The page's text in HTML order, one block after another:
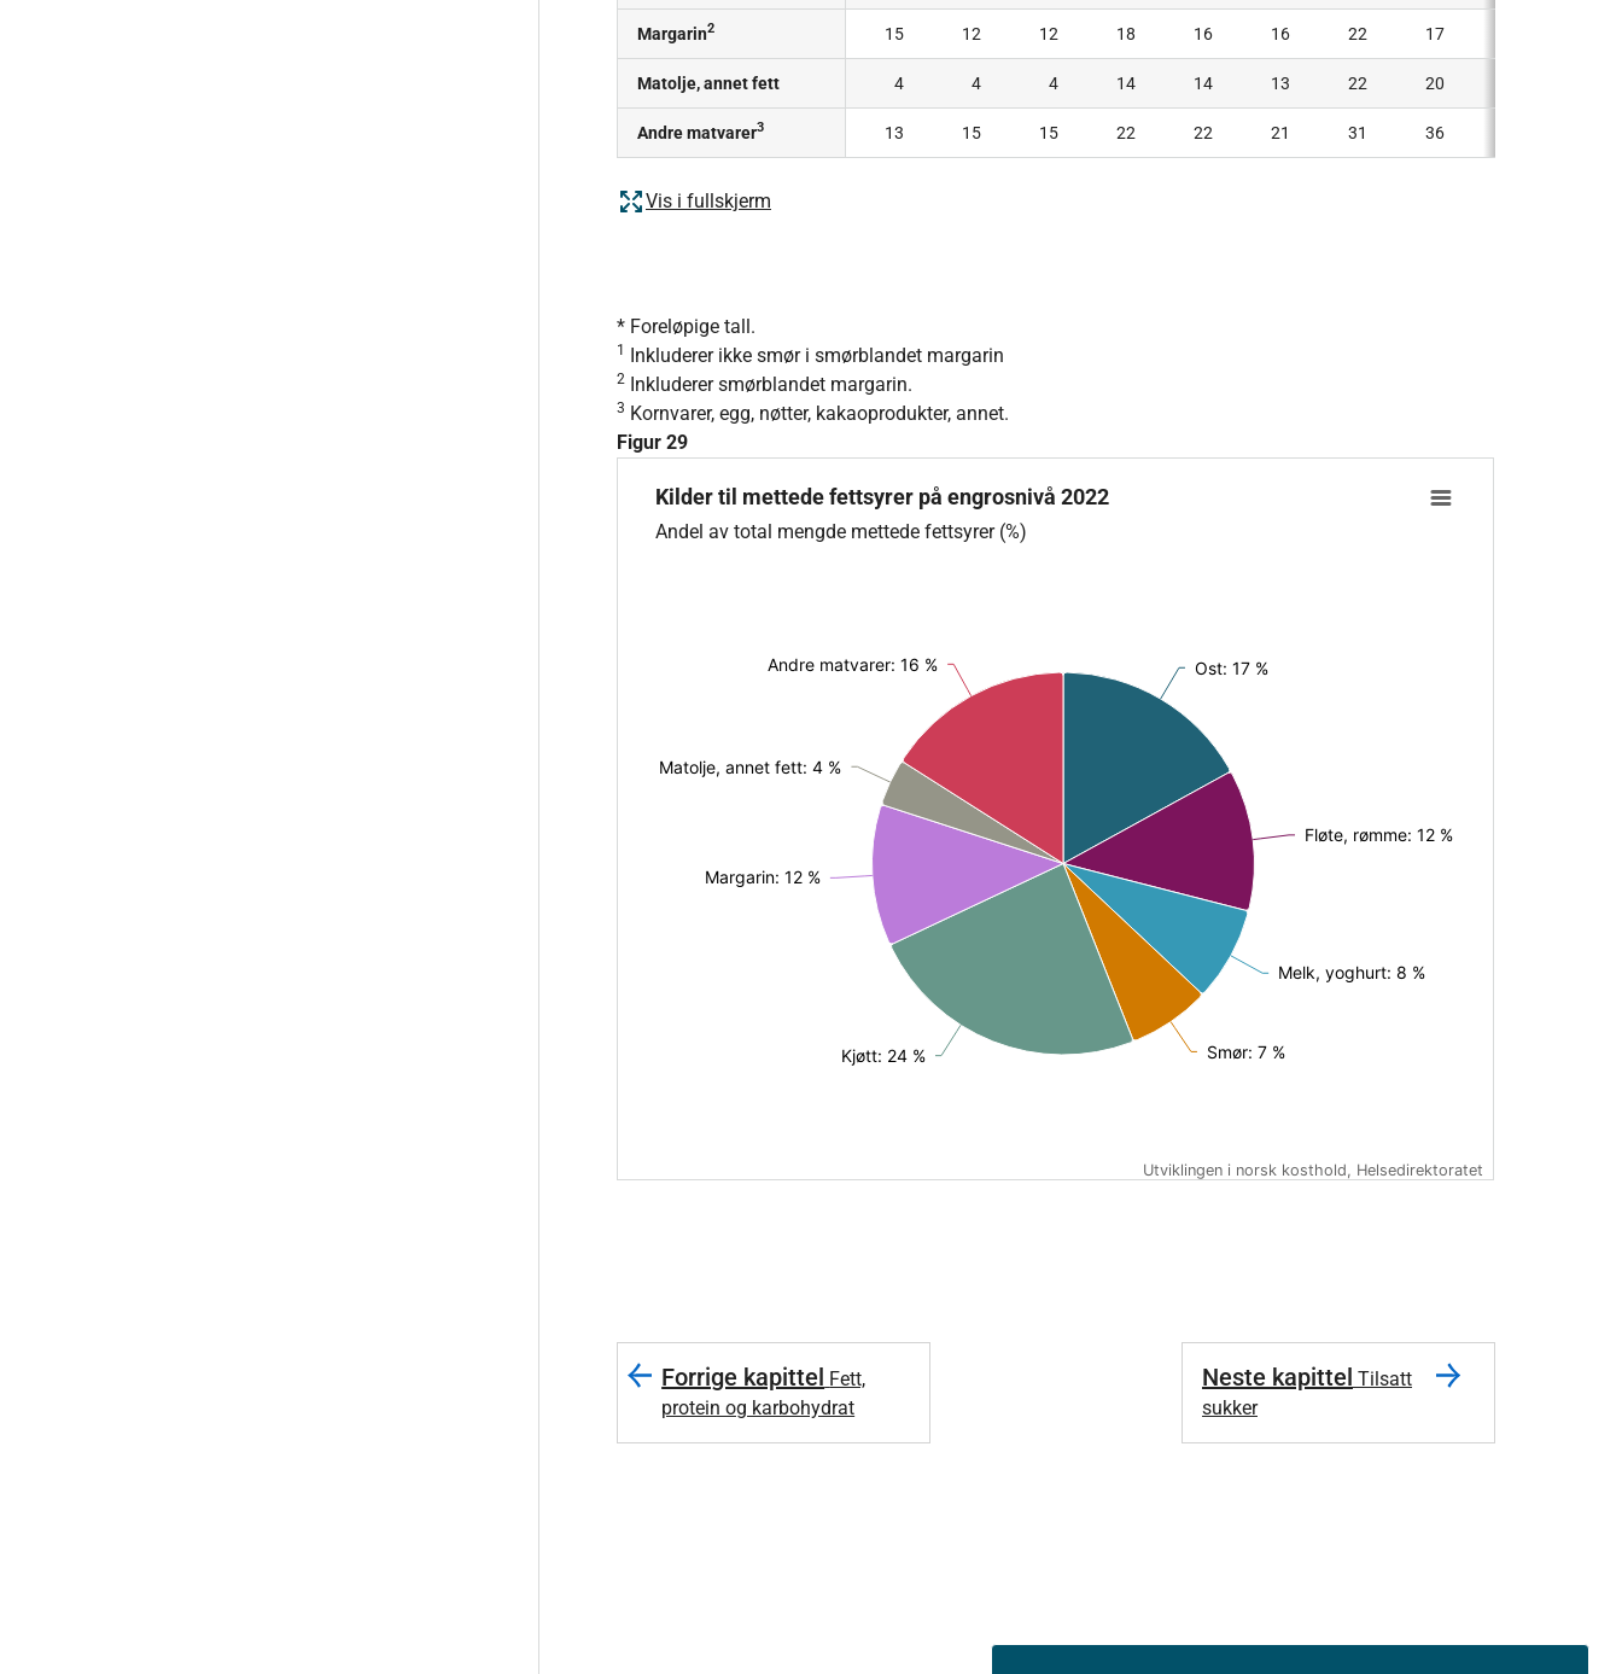
Margarin2 15 12 12 18 16 16 22 17
Matolje, annet fett 4 4 4 14 14 13 22 20
Andre matvarer3 13 15 15 22 22 21 31 36
Vis i fullskjerm
* Foreløpige tall.
1 Inkluderer ikke smør i smørblandet margarin
2 Inkluderer smørblandet margarin.
3 Kornvarer, egg, nøtter, kakaoprodukter, annet.
Figur 29
Kilder til mettede fettsyrer på engrosnivå 2022
Andel av total mengde mettede fettsyrer (%)
Kilder til mettede fettsyrer på engrosnivå 2022
Andel av total mengde mettede fettsyrer (%)
Ost: 17 %
Ost: 17 %
Fløte, rømme: 12 %
Fløte, rømme: 12 %
Melk, yoghurt: 8 %
Melk, yoghurt: 8 %
Smør: 7 %
Smør: 7 %
Kjøtt: 24 %
Kjøtt: 24 %
Margarin: 12 %
Margarin: 12 %
Matolje, annet fett: 4 %
Matolje, annet fett: 4 %
Andre matvarer: 16 %
Andre matvarer: 16 %
Utviklingen i norsk kosthold, Helsedirektoratet
Forrige kapittel
Fett,
protein og karbohydrat
Neste kapittel Tilsatt
sukker